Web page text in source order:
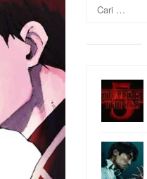
untuk: